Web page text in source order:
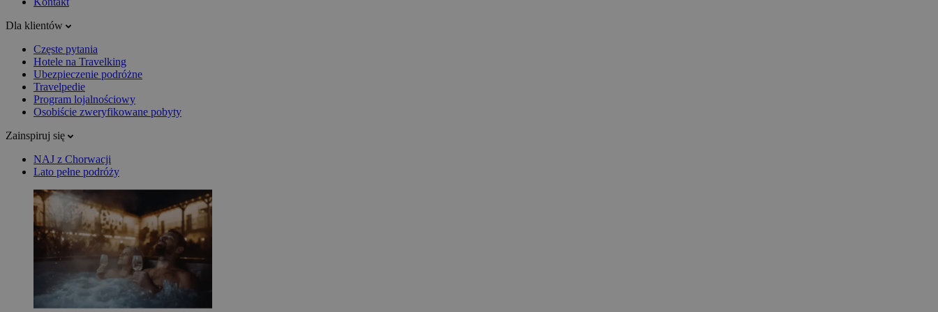
Dla klientów
Częste pytania
Hotele na Travelking
Ubezpieczenie podróżne
Travelpedie
Program lojalnościowy
Osobiście zweryfikowane pobyty
Zainspiruj się
NAJ z Chorwacji
Lato pełne podróży